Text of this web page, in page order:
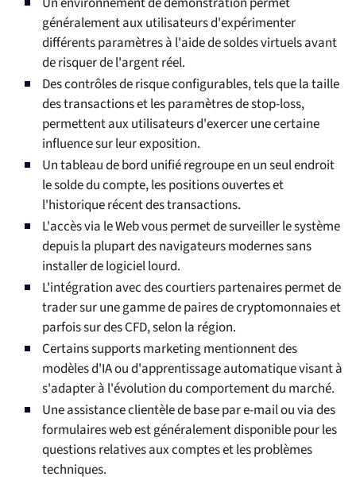
généralement aux utilisateurs d'expérimenter
différents paramètres à l'aide de soldes virtuels avant
de risquer de l'argent réel.
Des contrôles de risque configurables, tels que la taille
des transactions et les paramètres de stop-loss,
permettent aux utilisateurs d'exercer une certaine
influence sur leur exposition.
Un tableau de bord unifié regroupe en un seul endroit
le solde du compte, les positions ouvertes et
l'historique récent des transactions.
L'accès via le Web vous permet de surveiller le système
depuis la plupart des navigateurs modernes sans
installer de logiciel lourd.
L'intégration avec des courtiers partenaires permet de
trader sur une gamme de paires de cryptomonnaies et
parfois sur des CFD, selon la région.
Certains supports marketing mentionnent des
modèles d'IA ou d'apprentissage automatique visant à
s'adapter à l'évolution du comportement du marché.
Une assistance clientèle de base par e-mail ou via des
formulaires web est généralement disponible pour les
questions relatives aux comptes et les problèmes
techniques.